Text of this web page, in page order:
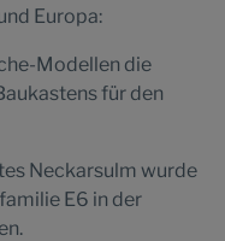
Europa:
Modellen die
für den
Neckarsulm wurde
E6 in der